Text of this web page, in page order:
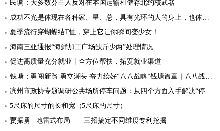
民调：大多数芬兰人反对在本国运输和储存北约核武器
成功不光是体现在各种家、星、总，具有光环的人的身上，也体现在普普通通的群众中
夏季流行穿蝴蝶结T恤，穿上它让你瞬间变少女！
海南三亚通报“海鲜加工广场缺斤少两”处理情况
促进高质量充分就业丨全方位帮扶，拓宽就业渠道
钱塘：勇闯新路 勇立潮头 奋力绘好“八八战略”钱塘篇章｜八八战略 红色领“杭”· 钱塘实践②
滨州市政协专题调研公共场所停车问题：从四个方面入手解决“停车难”
5尺床的尺寸的长和宽（5尺床的尺寸）
贾振勇 | 地雷式布局——三招搞定不同维度专利挖掘